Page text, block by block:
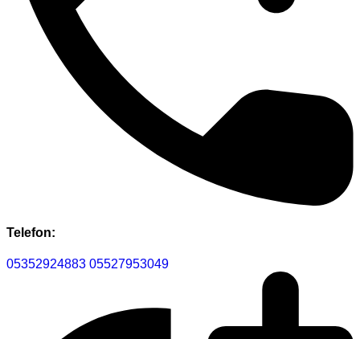
Telefon:
05352924883 05527953049